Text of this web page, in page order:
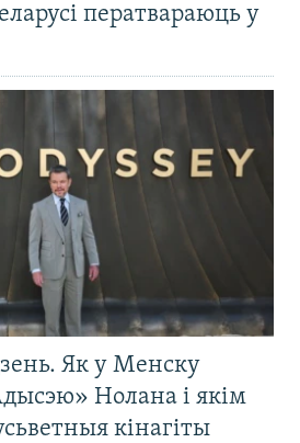
ператвараюць у
Як у Менску
Нолана і якім
кінагіты